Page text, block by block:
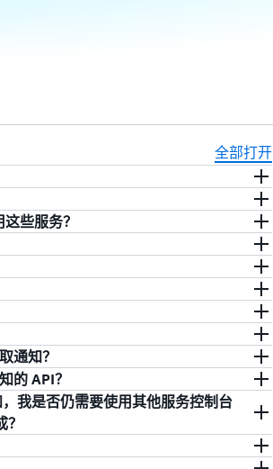
全部打开
式集中设置和查看来自 AWS 服务的通
或 EC2 实例状态更改。用户可以在控制
接收这些通知的传送渠道，如电子邮件、
用户可以集中设置和查看不同账户、区
选其账户中的通知，显示带有可人工读
台资源页面的深层链接。AWS User
以便轻松查看顶级账户。
些服务？
查看和配置不同 AWS 服务的通知。通知
行动。
事件，例如 CloudWatch 警报状态更
种 AWS 服务向 EventBridge 发出事件。
色）可以对 AWS User Notifications 资源
的用户可以使用哪些资源。该策略还定
）引用通知配置、事件规则和渠道资
“通知中心”，导航到 “通知配置” 页面，
们应通知他们的频率（立即、10 分钟内
ID 123456 状态更改为 “已停止” 时，
可用。此外，作为通知配置的一部分，用
接收特定通知的附加渠道。
通知？
EventBridge 集成跨多个账户获取通知。
收事件，并指定哪些 AWS 账户可以向用
用户将使用接收方账户跨账户生成通知。
亚马逊 EventBridge 事件。
的 API？
程方式配置和获取通知。使用用户通知软
并在新账户中自动创建通知配置；例如，
知。了解更多。
我是否仍需要使用其他服务控制台
执行操作，客户应访问服务控制台或直接